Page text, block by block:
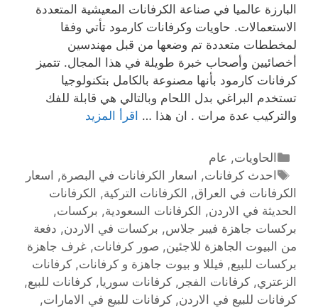
البارزة عالميا في صناعة الكرفانات المعيشية المتعددة
الاستعمالات. حاويات وكرفانات كارمود تأتي وفقا
لمخططات متعددة تم وضعها من قبل مهندسين
أخصائيين وأصحاب خبرة طويلة في هذا المجال. تتميز
كرفانات كارمود بأنها مصنوعة بالكامل بتكنولوجيا
تستخدم البراغي بدل اللحام وبالتالي هي قابلة للفك
والتركيب عدة مرات . ان هذا … اقرأ المزيد
الحاويات, عام
احدث كرفانات, اسعار الكرفانات في البصرة, اسعار
الكرفانات في العراق, الكرفانات التركية, الكرفانات
الحديثة في الاردن, الكرفانات السعودية, بركسات,
بركسات جاهزة فيبر جلاس , بركسات في الاردن, دفعة
من البيوت الجاهزة للاجئين, صور كرفانات, غرف جاهزة
بركسات للبيع, فيللا و بيوت جاهزة و كرفانات, كرفانات
الزعتري, كرفانات الفجر, كرفانات سوريا, كرفانات للبيع,
كرفانات للبيع في الاردن, كرفانات للبيع في الامارات,